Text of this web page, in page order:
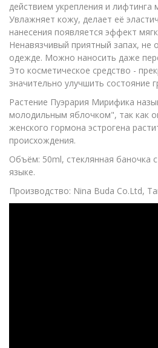
действием укрепления и лифтинга
Увлажняет кожу, делает её
нанесения появляется эффект
Ненавязчивый приятный запах, не
одежде. Можно наносить даже
Это косметическое средство -
значительно улучшить состояние
Растение Пуэрария Мирифика
молодильным яблочком", так как
женского гормона эстрогена
происхождения.
Объём: 50ml, стеклянная баночка
языке.
Производство: Nina Buda Co.Ltd,